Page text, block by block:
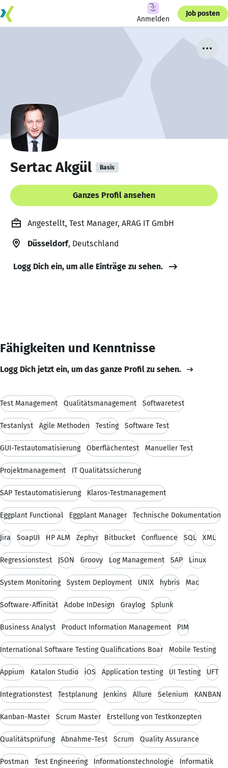
Anmelden
Job posten
Sertac Akgül Basis
Ganzes Profil ansehen
Angestellt, Test Manager, ARAG IT GmbH
Düsseldorf, Deutschland
Logg Dich ein, um alle Einträge zu sehen.
Fähigkeiten und Kenntnisse
Logg Dich jetzt ein, um das ganze Profil zu sehen.
Test Management Qualitätsmanagement Softwaretest
Testanlyst Agile Methoden Testing Software Test
GUI-Testautomatisierung Oberflächentest Manueller Test
Projektmanagement IT Qualitätssicherung
SAP Testautomatisierung Klaros-Testmanagement
Eggplant Functional Eggplant Manager Technische Dokumentation
Jira SoapUI HP ALM Zephyr Bitbucket Confluence SQL XML
Regressionstest JSON Groovy Log Management SAP Linux
System Monitoring System Deployment UNIX hybris Mac
Software-Affinität Adobe InDesign Graylog Splunk
Business Analyst Product Information Management PIM
International Software Testing Qualifications Boar Mobile Testing
Appium Katalon Studio iOS Application testing UI Testing UFT
Integrationstest Testplanung Jenkins Allure Selenium KANBAN
Kanban-Master Scrum Master Erstellung von Testkonzepten
Qualitätsprüfung Abnahme-Test Scrum Quality Assurance
Postman Test Engineering Informationstechnologie Informatik